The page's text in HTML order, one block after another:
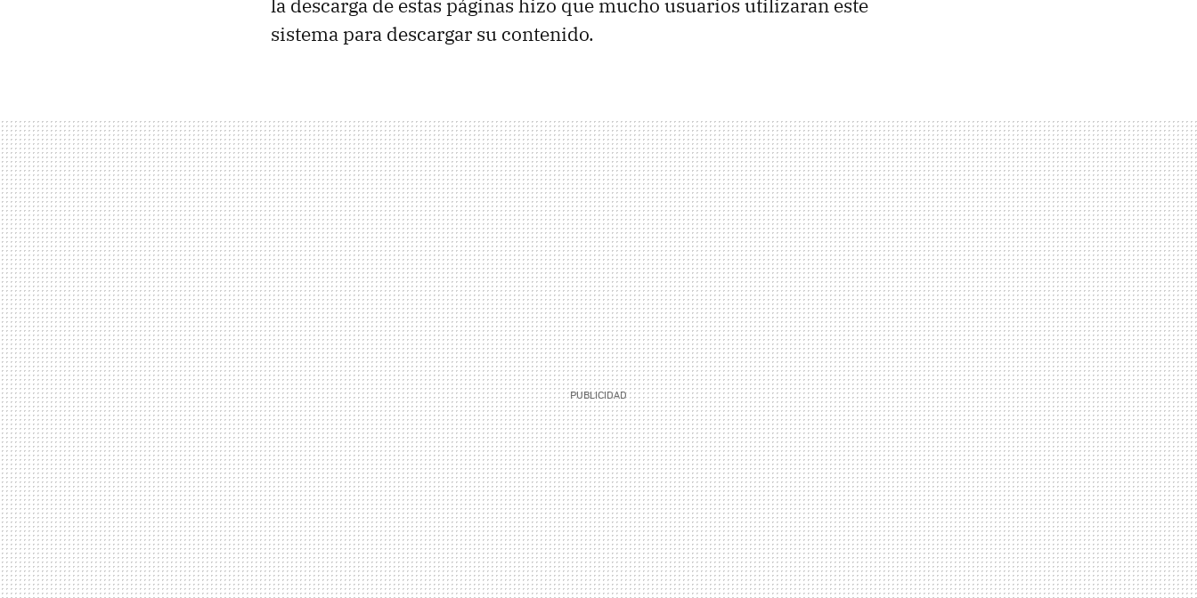
la descarga de estas páginas hizo que mucho usuarios utilizaran este
sistema para descargar su contenido.